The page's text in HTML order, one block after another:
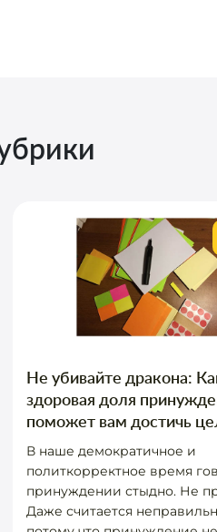
Не убивайте дракона:
здоровая доля
поможет вам достичь
В наше демократичное и
политкорректное время
принуждении стыдно. Не
Даже считается